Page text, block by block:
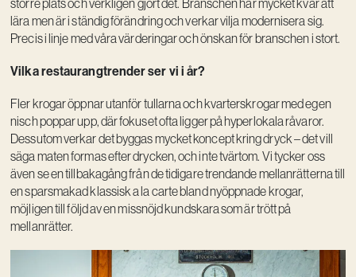
lära men är i ständig förändring och verkar vilja modernisera sig.
Precis i linje med våra värderingar och önskan för branschen i stort.
Vilka restaurangtrender ser vi i år?
Fler krogar öppnar utanför tullarna och kvarterskrogar med egen
nisch poppar upp, där fokuset ofta ligger på hyperlokala råvaror.
Dessutom verkar det byggas mycket koncept kring dryck – det vill
säga maten formas efter drycken, och inte tvärtom. Vi tycker oss
även se en tillbakagång från de tidigare trendande mellanrätterna till
en sparsmakad klassisk a la carte bland nyöppnade krogar,
möjligen till följd av en missnöjd kundskara som är trött på
mellanrätter.